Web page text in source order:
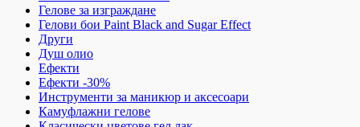
Гелове за изграждане
Гелови бои Paint Black and Sugar Effect
Други
Душ олио
Ефекти
Ефекти -30%
Инструменти за маникюр и аксесоари
Камуфлажни гелове